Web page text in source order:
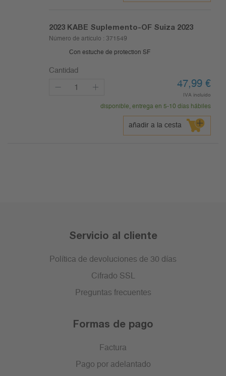
2023 KABE Suplemento-OF Suiza 2023
Número de artículo : 371549
Con estuche de protection SF
Cantidad
47,99 €
IVA incluido
disponible, entrega en 5-10 días hábiles
añadir a la cesta
Servicio al cliente
Política de devoluciones de 30 días
Cifrado SSL
Preguntas frecuentes
Formas de pago
Factura
Pago por adelantado